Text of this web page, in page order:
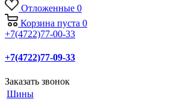
Отложенные 0
Корзина пуста 0
+7(4722)77-00-33
+7(4722)77-09-33
Заказать звонок
Шины